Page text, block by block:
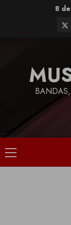
8
Menú
principal